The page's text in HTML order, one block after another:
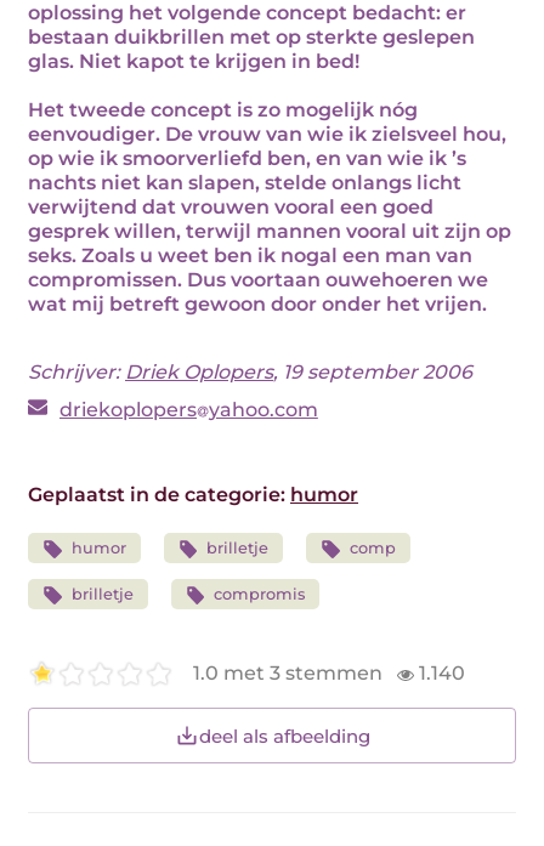
oplossing het volgende concept bedacht: er
bestaan duikbrillen met op sterkte geslepen
glas. Niet kapot te krijgen in bed!
Het tweede concept is zo mogelijk nóg
eenvoudiger. De vrouw van wie ik zielsveel hou,
op wie ik smoorverliefd ben, en van wie ik ’s
nachts niet kan slapen, stelde onlangs licht
verwijtend dat vrouwen vooral een goed
gesprek willen, terwijl mannen vooral uit zijn op
seks. Zoals u weet ben ik nogal een man van
compromissen. Dus voortaan ouwehoeren we
wat mij betreft gewoon door onder het vrijen.
Schrijver: Driek Oplopers, 19 september 2006
driekoplopers yahoo.com
Geplaatst in de categorie: humor
humor brilletje comp
brilletje compromis
1.0 met 3 stemmen 1.140
deel als afbeelding